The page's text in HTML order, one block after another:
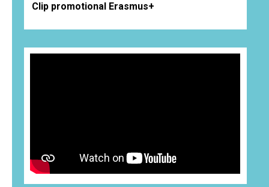
Clip promotional Erasmus+